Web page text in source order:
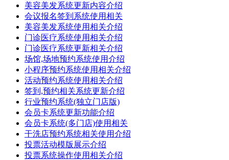
美容美发系统更新内容介绍
会议报名签到系统使用相关
美容美发系统使用相关介绍
门诊医疗系统使用相关介绍
门诊医疗系统更新相关介绍
场馆,场地预约系统使用介绍
小程序预约系统使用相关介绍
活动预约系统使用相关介绍
签到,预约相关系统更新介绍
行业预约系统(独立门店版)
会员卡系统更新功能介绍
会员卡系统(多门店)使用相关
干洗店预约系统相关使用介绍
投票活动模版展示介绍
投票系统操作使用相关介绍